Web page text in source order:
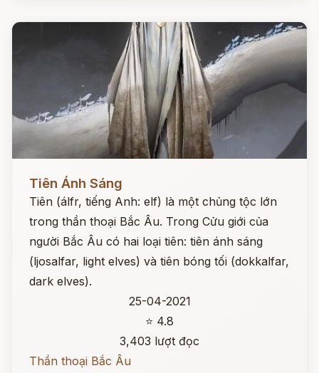
Tiên Ánh Sáng
Tiên (álfr, tiếng Anh: elf) là một chủng tộc lớn
trong thần thoại Bắc Âu. Trong Cửu giới của
người Bắc Âu có hai loại tiên: tiên ánh sáng
(ljosalfar, light elves) và tiên bóng tối (dokkalfar,
dark elves).
25-04-2021
⭐ 4.8
3,403 lượt đọc
Thần thoại Bắc Âu